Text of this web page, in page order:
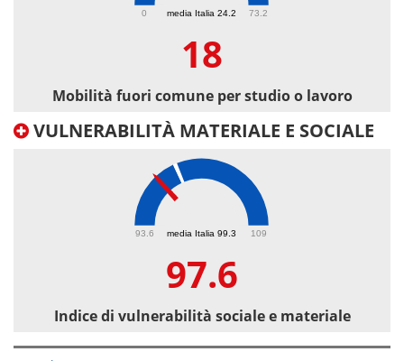
media Italia 24.2
0 73.2
18
Mobilità fuori comune per studio o lavoro
VULNERABILITÀ MATERIALE E SOCIALE
media Italia 99.3
93.6 109
97.6
Indice di vulnerabilità sociale e materiale